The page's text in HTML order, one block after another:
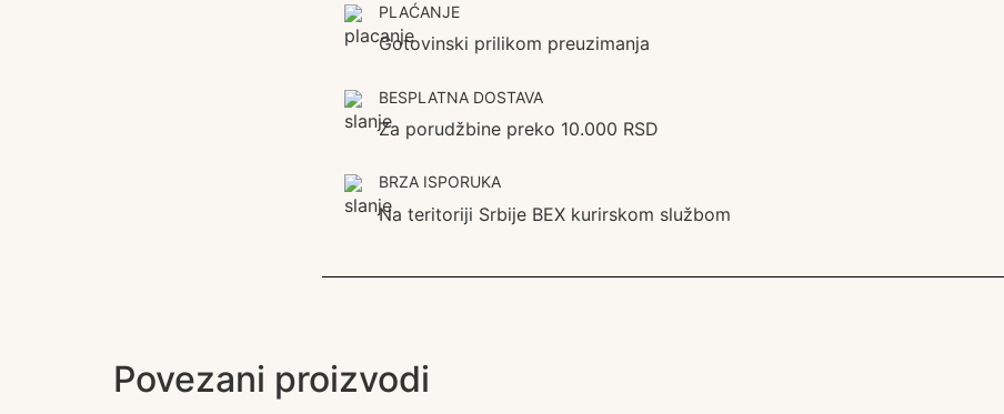
PLAĆANJE
Gotovinski prilikom preuzimanja
BESPLATNA DOSTAVA
Za porudžbine preko 10.000 RSD
BRZA ISPORUKA
Na teritoriji Srbije BEX kurirskom službom
Povezani proizvodi